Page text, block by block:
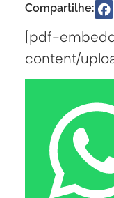
Compartilhe:
[pdf-
content/